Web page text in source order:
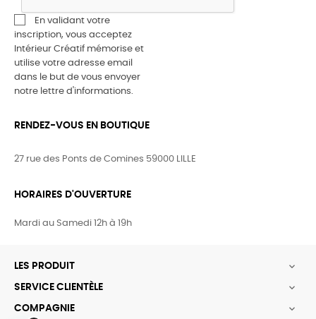
En validant votre
inscription, vous acceptez
Intérieur Créatif mémorise et
utilise votre adresse email
dans le but de vous envoyer
notre lettre d'informations.
RENDEZ-VOUS EN BOUTIQUE
27 rue des Ponts de Comines 59000 LILLE
HORAIRES D'OUVERTURE
Mardi au Samedi 12h à 19h
LES PRODUIT 
SERVICE CLIENTÈLE 
COMPAGNIE 